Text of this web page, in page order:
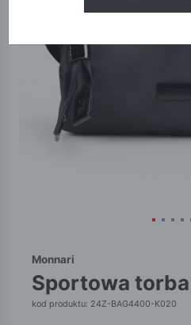
Monnari
sportowa
kod produktu: 24Z-BAG4400-K020